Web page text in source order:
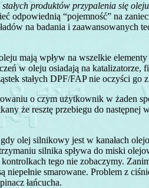
produktów przypalenia się
odpowiednią “pojemność” na
na badania i zaawansowanych
mają wpływ na wszelkie
w oleju osiadają na katalizatorze,
stałych DPF/FAP nie oczyści go
o czym użytkownik w żaden
że resztę przebiegu do następnej
olej silnikowy jest w kanałach
silnika spływa do miski
tego nie zobaczymy.
smarowane. Problem z
łańcucha.